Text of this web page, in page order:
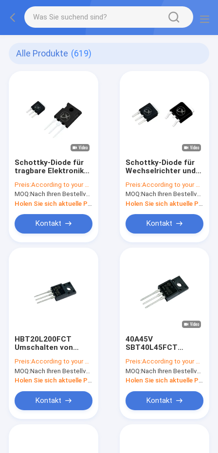
Alle Produkte (619)
Schottky-Diode für
tragbare Elektronik
Preis:According to your order requirement
MOQ:Nach Ihren Bestellvorgaben
Kontakt
Schottky-Diode für
Wechselrichter und
Preis:According to your order requirement
MOQ:Nach Ihren Bestellvorgaben
Kontakt
HBT20L200FCT
Umschalten von
20A200V Schottky in
TO-220F-Paket
Preis:According to your order requirement
MOQ:Nach Ihren Bestellvorgaben
Kontakt
40A45V
SBT40L45FCT
geringer Frequenz für
Motorantriebe TO-
220F
Preis:According to your order requirement
MOQ:Nach Ihren Bestellvorgaben
Kontakt